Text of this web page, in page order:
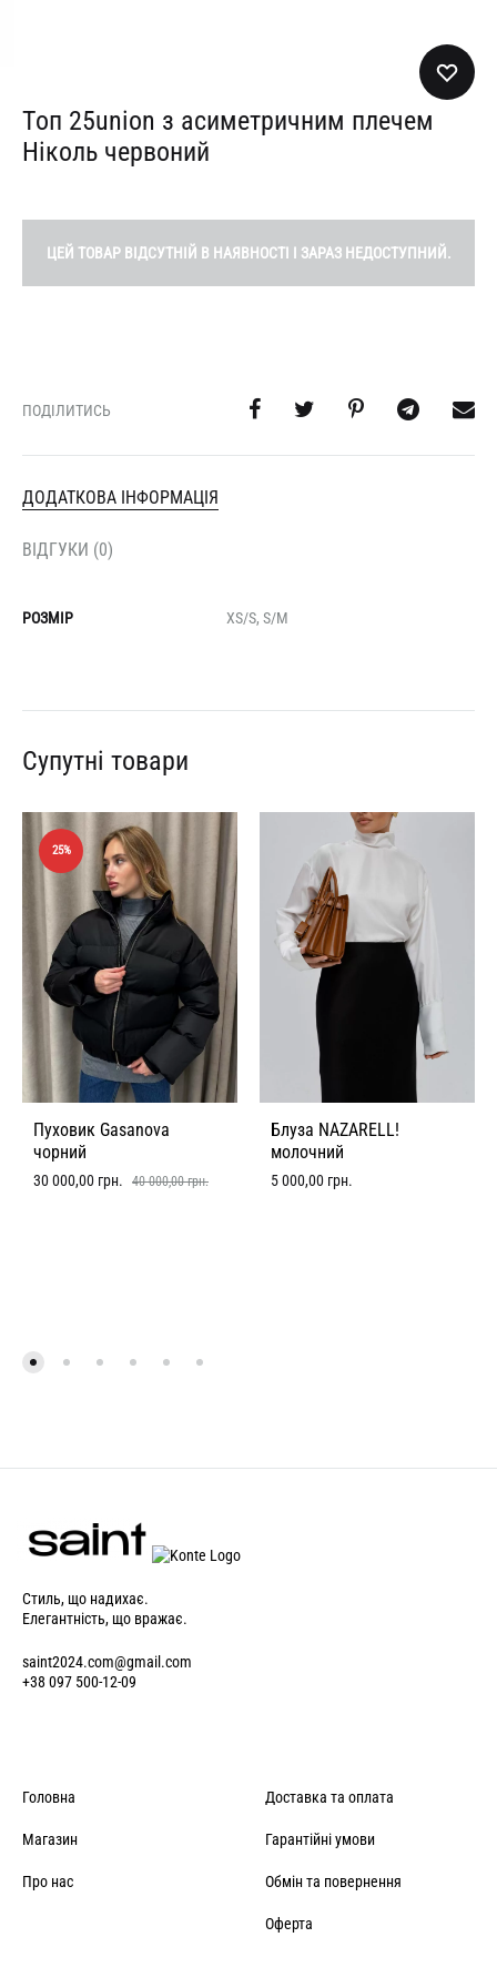
Топ 25union з асиметричним плечем
Ніколь червоний
ЦЕЙ ТОВАР ВІДСУТНІЙ В НАЯВНОСТІ І ЗАРАЗ НЕДОСТУПНИЙ.
ПОДІЛИТИСЬ
ДОДАТКОВА ІНФОРМАЦІЯ
ВІДГУКИ (0)
РОЗМІР XS/S, S/M
Супутні товари
25%
Пуховик Gasanova
чорний
30 000,00 грн. 40 000,00грн.
Блуза NAZARELL!
молочний
5 000,00 грн.
Стиль, що надихає.
Елегантність, що вражає.
saint2024.com@gmail.com
+38 097 500-12-09
Головна
Магазин
Про нас
Доставка та оплата
Гарантійні умови
Обмін та повернення
Оферта